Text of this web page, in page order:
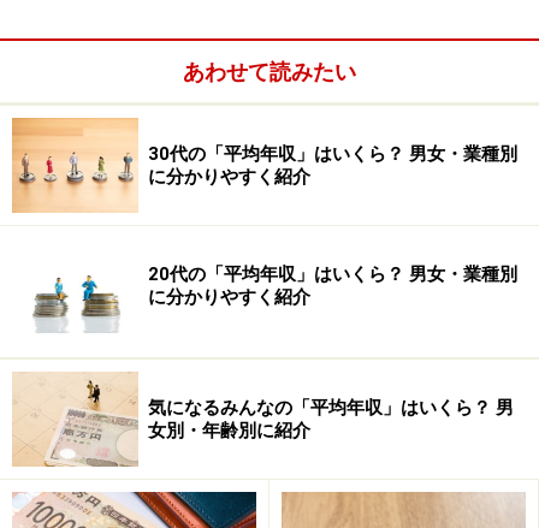
251社を調査対象とし、集計ができた82社の2019年冬ボーナ
スの妥結状況（加重平均）。増減率の△印はマイナスを示
す。集計社数が2社に満たない場合など数字を伏せた業種が
あるが、平均には含まれる。2018年の妥結額は、2019年年
末の集計企業の数値（同対象比較） （出典：日本経済団体
連合会「2019年年末賞与・一時金 大手企業業種別妥結状況
（加重平均）第1回集計」）
251社を調査対象とし、集計ができた82社の2019年冬ボ
ーナス・賞与の妥結状況（加重平均）です。全体の平均
ナスは、2014年5.78％増、2015年3.13％増、2016年
0.84％増と例年アップはしてきたものの、2017年は
1.19％減と減少に転じていましたが、2018年は3.49％増
と上昇、2019年1.49％増の微増となりました。
あわせて読みたい
30代の「平均年収」はいくら？ 男女・業種別
に分かりやすく紹介
20代の「平均年収」はいくら？ 男女・業種別
に分かりやすく紹介
気になるみんなの「平均年収」はいくら？ 男
女別・年齢別に紹介